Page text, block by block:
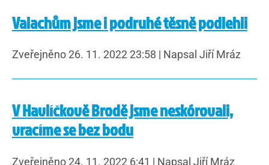
Valachům jsme i podruhé těsně podlehli
Zveřejněno 26. 11. 2022 23:58 | Napsal Jiří Mráz
V Havlíčkově Brodě jsme neskórovali,
vracíme se bez bodu
Zveřejněno 24. 11. 2022 6:41 | Napsal Jiří Mráz